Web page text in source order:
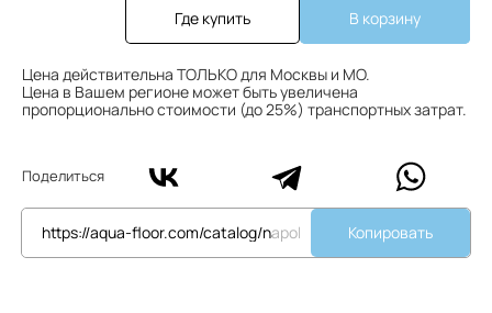
Где купить В корзину
Цена действительна ТОЛЬКО для Москвы и МО.
Цена в Вашем регионе может быть увеличена
пропорционально стоимости (до 25%) транспортных затрат.
Поделиться
Копировать